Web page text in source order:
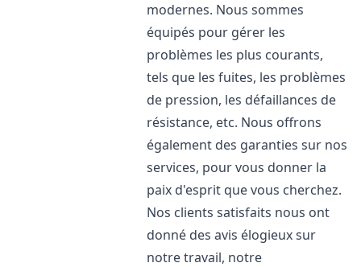
modernes. Nous sommes
équipés pour gérer les
problèmes les plus courants,
tels que les fuites, les problèmes
de pression, les défaillances de
résistance, etc. Nous offrons
également des garanties sur nos
services, pour vous donner la
paix d'esprit que vous cherchez.
Nos clients satisfaits nous ont
donné des avis élogieux sur
notre travail, notre